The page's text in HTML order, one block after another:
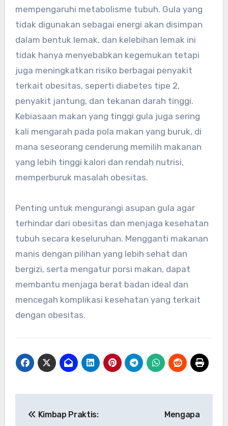
mempengaruhi metabolisme tubuh. Gula yang
tidak digunakan sebagai energi akan disimpan
dalam bentuk lemak, dan kelebihan lemak ini
tidak hanya menyebabkan kegemukan tetapi
juga meningkatkan risiko berbagai penyakit
terkait obesitas, seperti diabetes tipe 2,
penyakit jantung, dan tekanan darah tinggi.
Kebiasaan makan yang tinggi gula juga sering
kali mengarah pada pola makan yang buruk, di
mana seseorang cenderung memilih makanan
yang lebih tinggi kalori dan rendah nutrisi,
memperburuk masalah obesitas.
Penting untuk mengurangi asupan gula agar
terhindar dari obesitas dan menjaga kesehatan
tubuh secara keseluruhan. Mengganti makanan
manis dengan pilihan yang lebih sehat dan
bergizi, serta mengatur porsi makan, dapat
membantu menjaga berat badan ideal dan
mencegah komplikasi kesehatan yang terkait
dengan obesitas.
Kimbap Praktis:
Mengapa